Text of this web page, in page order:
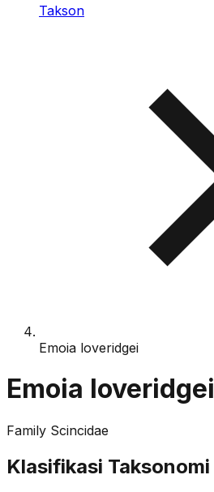
Takson
Emoia loveridgei
Emoia loveridgei
Family Scincidae
Klasifikasi Taksonomi